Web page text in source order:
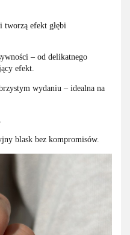
efekt głębi
– od delikatnego
efekt.
wydaniu – idealna na
blask bez kompromisów.